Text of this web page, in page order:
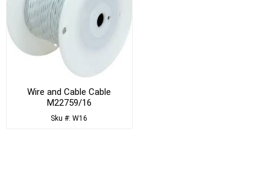
Wire and Cable Cable
M22759/16
Sku #: W16